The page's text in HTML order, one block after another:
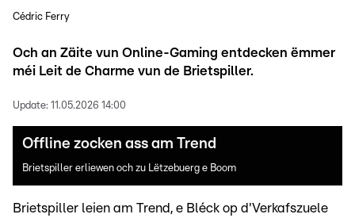
Cédric Ferry
Och an Zäite vun Online-Gaming entdecken ëmmer
méi Leit de Charme vun de Brietspiller.
Update: 11.05.2026 14:00
Offline zocken ass am Trend
Brietspiller erliewen och zu Lëtzebuerg e Boom
Brietspiller leien am Trend, e Bléck op d'Verkafszuele